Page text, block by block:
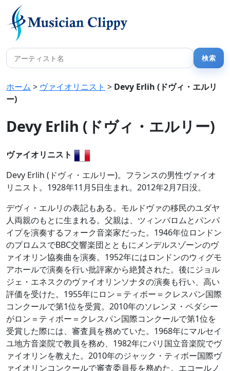
ホーム > ヴァイオリニスト > Devy Erlih (ドヴィ・エルリ
ー)
Devy Erlih (ドヴィ・エルリー)
ヴァイオリニスト
Devy Erlih (ドヴィ・エルリー)。フランスの男性ヴァイオ
リニスト。1928年11月5日生まれ。2012年2月7日没。
デヴィ・エルリの表記もある。モルドヴァの移民のユダヤ
人両親のもとに生まれる。父親は、ツィンバロムとパンパ
イプを演奏するフォーク音楽家だった。1946年位ロンドン
のプロムスでBBC交響楽団とともにメンデルスゾーンのヴ
ァイオリン協奏曲を演奏。1952年にはロンドンのウィグモ
アホールで演奏を行い批評家から絶賛された。後にジョル
ジェ・エネスクのヴァイオリンソナタの演奏も行い、高い
評価を受けた。1955年にロン＝ティボー＝クレスパン国際
コンクールで第1位を受賞。2010年のソレンヌ・ペダシー
がロン＝ティボー＝クレスパン国際コンクールで第1位を
受賞した際には、審査員を務めていた。1968年にマルセイ
ユ地方音楽院で教員を務め、1982年にパリ国立音楽院でヴ
ァイオリンを教えた。2010年のジャック・ティボー国際ヴ
ァイオリンコンクールで審査委員長を務めた。エコールノ